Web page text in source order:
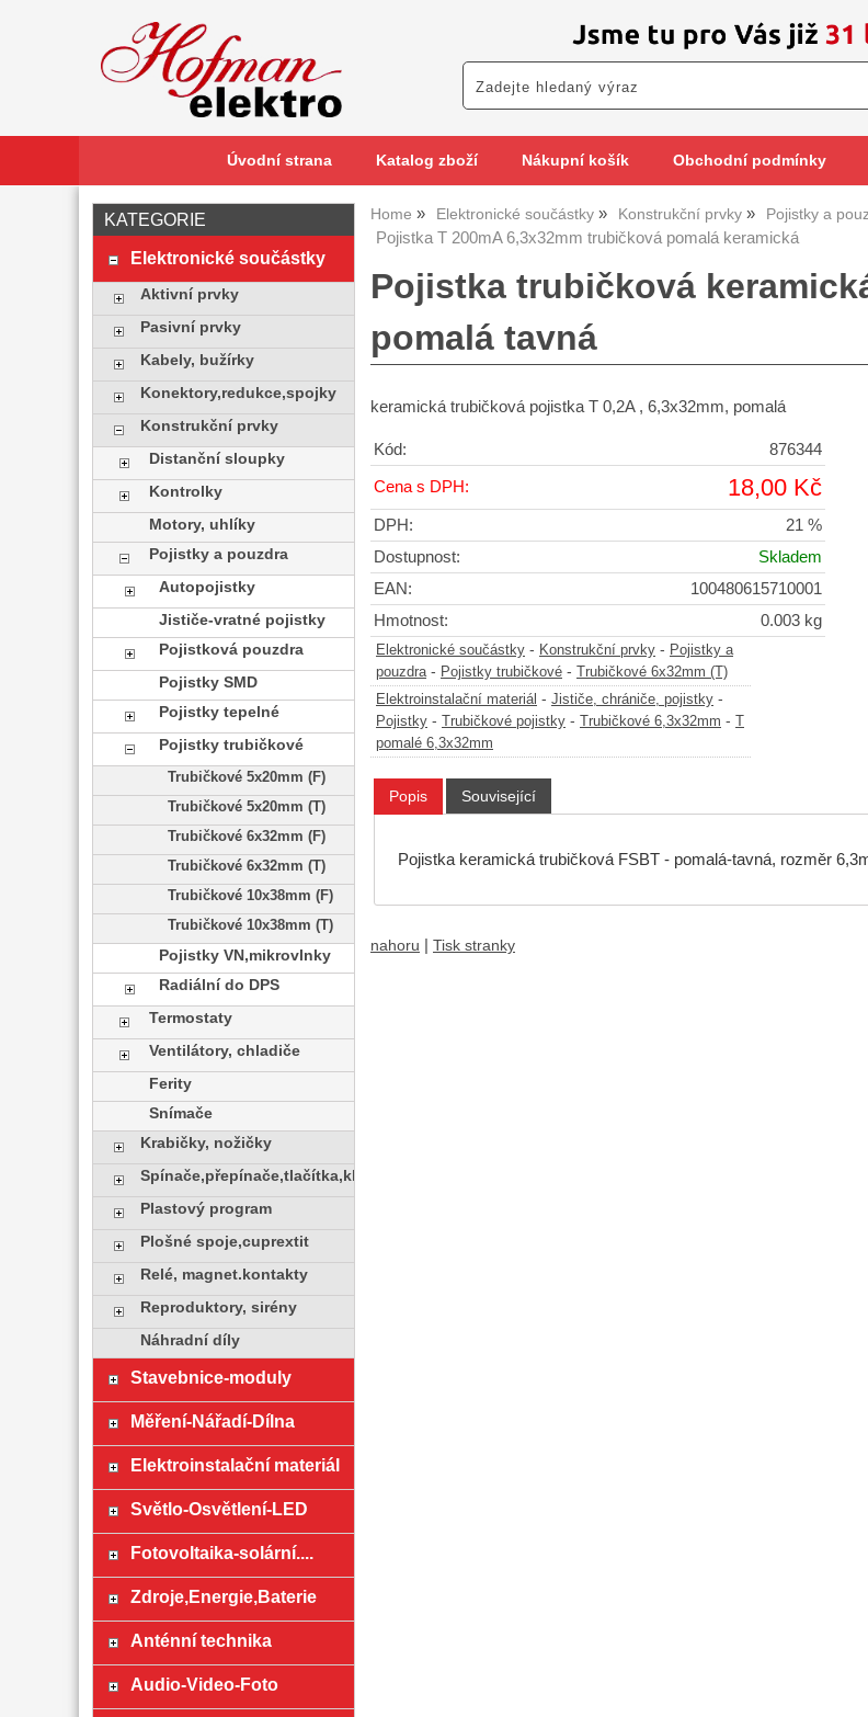
Úvodní strana Katalog zboží Nákupní košík Obchodní podmínky
Home Elektronické součástky Konstrukční prvky Pojistky a
Pojistka T 200mA 6,3x32mm trubičková pomalá keramická
Pojistka trubičková
pomalá tavná
keramická trubičková pojistka T 0,2A , 6,3x32mm, pomalá
Kód: 876344
Cena s DPH: 18,00 Kč
DPH:
21 %
Dostupnost:
Skladem
EAN:
100480615710001
Hmotnost:
0.003 kg
Elektronické součástky - Konstrukční prvky - Pojistky a
pouzdra- Pojistky trubičkové -
Trubičkové 6x32mm (T)
Elektroinstalační materiál - Jističe, chrániče, pojistky -
Pojistky - Trubičkové pojistky - Trubičkové 6,3x32mm -
pomalé 6,3x32mm
Popis Související
Pojistka keramická trubičková FSBT - pomalá-tavná, rozměr
nahoru Tisk stranky
KATEGORIE
Elektronické součástky
Aktivní prvky
Pasivní prvky
Kabely, bužírky
Konektory,redukce,spojky
Konstrukční prvky
Distanční sloupky
Kontrolky
Motory, uhlíky
Pojistky a pouzdra
Autopojistky
Jističe-vratné pojistky
Pojistková pouzdra
Pojistky SMD
Pojistky tepelné
Pojistky trubičkové
Trubičkové 5x20mm (F)
Trubičkové 5x20mm (T)
Trubičkové 6x32mm (F)
Trubičkové 6x32mm (T)
Trubičkové 10x38mm (F)
Trubičkové 10x38mm (T)
Pojistky VN,mikrovlnky
Radiální do DPS
Termostaty
Ventilátory, chladiče
Ferity
Snímače
Krabičky, nožičky
Spínače,přepínače,tlačítka,klávesy
Plastový program
Plošné spoje,cuprextit
Relé, magnet.kontakty
Reproduktory, sirény
Náhradní díly
Stavebnice-moduly
Měření-Nářadí-Dílna
Elektroinstalační materiál
Světlo-Osvětlení-LED
Fotovoltaika-solární....
Zdroje,Energie,Baterie
Anténní technika
Audio-Video-Foto